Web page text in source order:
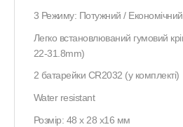
3 Режиму: Потужний / Економічний
Легко встановлюваний гумовий
22-31.8mm)
2 батарейки CR2032 (у комплекті)
Water resistant
Розмір: 48 x 28 x16 мм